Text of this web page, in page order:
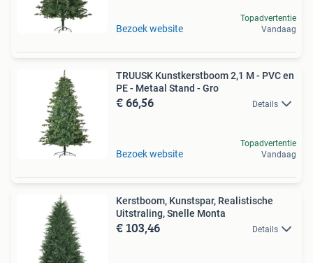
Bezoek website
Topadvertentie
Vandaag
TRUUSK Kunstkerstboom 2,1 M - PVC en
PE - Metaal Stand - Gro
€ 66,56 Details
Bezoek website
Topadvertentie
Vandaag
Kerstboom, Kunstspar, Realistische
Uitstraling, Snelle Monta
€ 103,46 Details